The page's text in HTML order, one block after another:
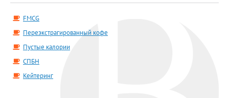
FMCG
Переэкстрагированный кофе
Пустые калории
СПБН
Кейтеринг